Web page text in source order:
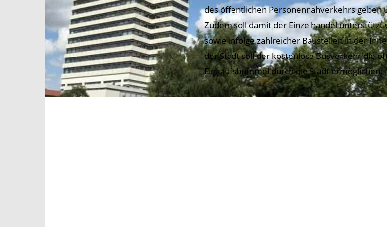
des öffentlichen Personennahverkehrs geben
Zudem soll damit der Einzelhandel
sowie infolge zahlreicher Baustellen in der
der Stadt soll der kostenlose Busverkehr die
Einkaufsbummel durch die Stadt ermöglichen.